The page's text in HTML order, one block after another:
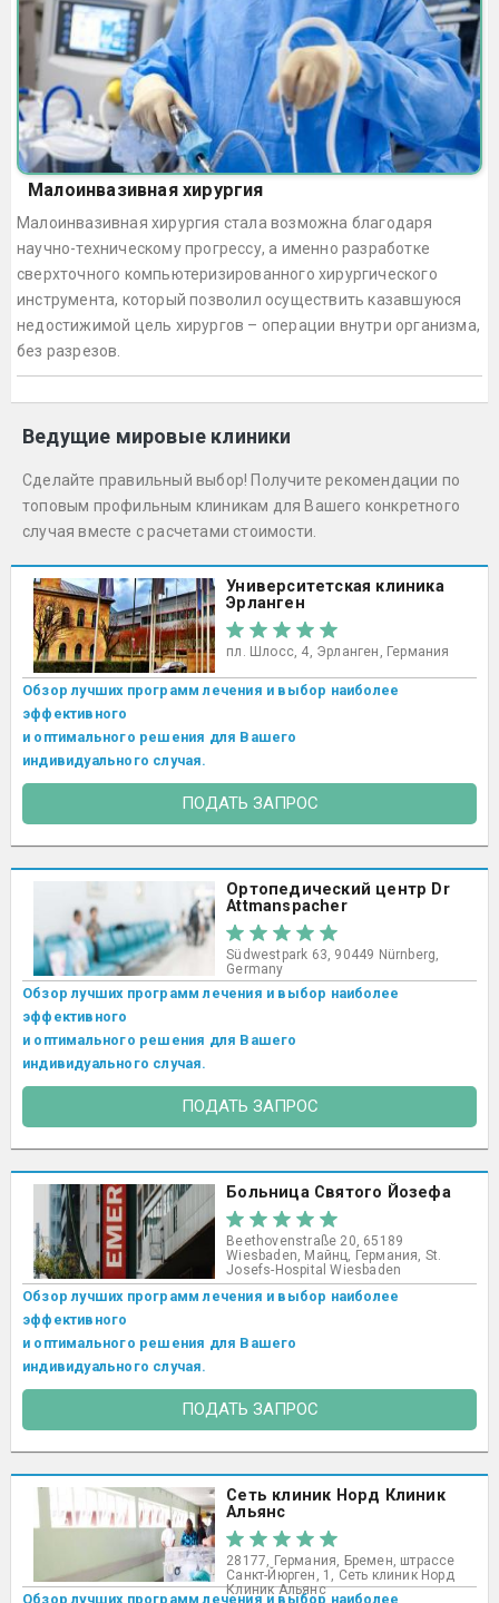
Малоинвазивная хирургия
Малоинвазивная хирургия стала возможна благодаря
научно-техническому прогрессу, а именно разработке
сверхточного компьютеризированного хирургического
инструмента, который позволил осуществить казавшуюся
недостижимой цель хирургов – операции внутри организма,
без разрезов.
Ведущие мировые клиники
Сделайте правильный выбор! Получите рекомендации по
топовым профильным клиникам для Вашего конкретного
случая вместе с расчетами стоимости.
Университетская клиника
Эрланген
пл. Шлосс, 4, Эрланген, Германия
Обзор лучших программ лечения и выбор наиболее
эффективного
и оптимального решения для Вашего
индивидуального случая.
ПОДАТЬ ЗАПРОС
Ортопедический центр Dr
Attmanspacher
Südwestpark 63, 90449 Nürnberg,
Germany
Обзор лучших программ лечения и выбор наиболее
эффективного
и оптимального решения для Вашего
индивидуального случая.
ПОДАТЬ ЗАПРОС
Больница Святого Йозефа
Beethovenstraße 20, 65189
Wiesbaden, Майнц, Германия, St.
Josefs-Hospital Wiesbaden​
Обзор лучших программ лечения и выбор наиболее
эффективного
и оптимального решения для Вашего
индивидуального случая.
ПОДАТЬ ЗАПРОС
Сеть клиник Норд Клиник
Альянс
28177, Германия, Бремен, штрассе
Санкт-Йюрген, 1, Сеть клиник Норд
Клиник Альянс
Обзор лучших программ лечения и выбор наиболее